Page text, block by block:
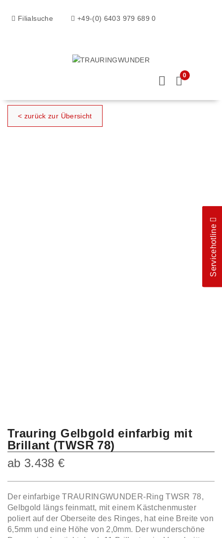
Filialsuche +49-(0) 6403 979 689 0
0
< zurück zur Übersicht
Trauring Gelbgold einfarbig mit
Brillant (TWSR 78)
ab 3.438€
Der einfarbige TRAURINGWUNDER-Ring TWSR 78,
Gelbgold längs feinmatt, mit einem Kästchenmuster
poliert auf der Oberseite des Ringes, hat eine Breite von
6,5mm und eine Höhe von 2,0mm. Der wunderschöne
Servicehotline